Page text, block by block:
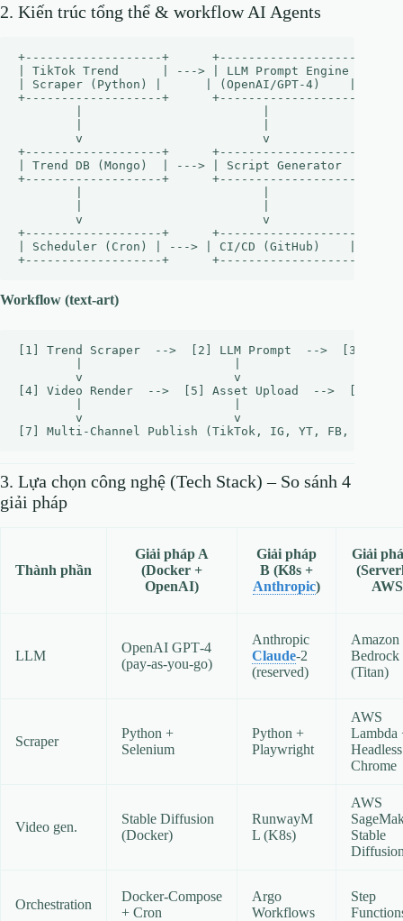
2. Kiến trúc tổng thể & workflow AI Agents
+-------------------+      +-------------------+
| TikTok Trend      | ---> | LLM Prompt Engine | ---
| Scraper (Python) |      | (OpenAI/GPT‑4)    |      |
+-------------------+      +-------------------+
v                         v
+-------------------+      +-------------------+
| Trend DB (Mongo)  | ---> | Script Generator  | ---
+-------------------+      +-------------------+
v                         v
+-------------------+      +-------------------+
| Scheduler (Cron) | ---> | CI/CD (GitHub)    | ---> |
Workflow (text‑art)
[1] Trend Scraper  -->  [2] LLM Prompt  -->  [3]
        v                     v                     v
[4] Video Render  -->  [5] Asset Upload  -->  [6]
        v                     v                     v
3. Lựa chọn công nghệ (Tech Stack) – So sánh 4
giải pháp
Thành phần
Giải pháp A
(Docker +
OpenAI)
Giải pháp
B (K8s +
Anthropic)
Giải
LLM
OpenAI GPT‑4
(pay‑as‑you‑go)
Anthropic
Claude‑2
(reserved)
Amazon
Bedrock
(Titan)
Scraper
Python +
Selenium
Python +
Playwright
AWS
Lambda
Headless
Chrome
Video gen.
Stable Diffusion
(Docker)
RunwayM
L (K8s)
AWS
Stable
Orchestration
Docker‑Compose
+ Cron
Argo
Workflows
Step